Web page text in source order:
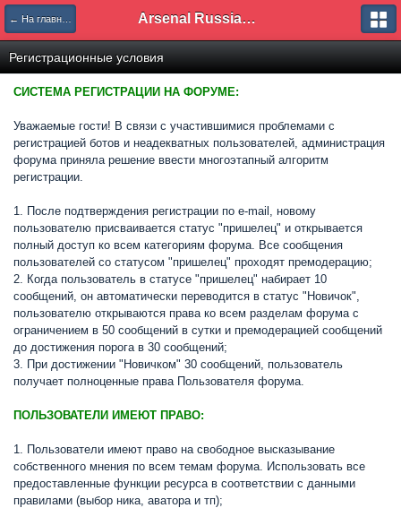
← На главную Arsenal Russian Speaking Supporters Club
Регистрационные условия
СИСТЕМА РЕГИСТРАЦИИ НА ФОРУМЕ:
Уважаемые гости! В связи с участившимися проблемами с
регистрацией ботов и неадекватных пользователей, администрация
форума приняла решение ввести многоэтапный алгоритм
регистрации.
1. После подтверждения регистрации по e-mail, новому
пользователю присваивается статус "пришелец" и открывается
полный доступ ко всем категориям форума. Все сообщения
пользователей со статусом "пришелец" проходят премодерацию;
2. Когда пользователь в статусе "пришелец" набирает 10
сообщений, он автоматически переводится в статус "Новичок",
пользователю открываются права ко всем разделам форума с
ограничением в 50 сообщений в сутки и премодерацией сообщений
до достижения порога в 30 сообщений;
3. При достижении "Новичком" 30 сообщений, пользователь
получает полноценные права Пользователя форума.
ПОЛЬЗОВАТЕЛИ ИМЕЮТ ПРАВО:
1. Пользователи имеют право на свободное высказывание
собственного мнения по всем темам форума. Использовать все
предоставленные функции ресурса в соответствии с данными
правилами (выбор ника, аватора и тп);